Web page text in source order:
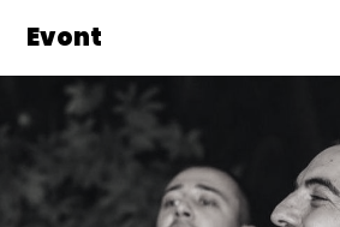
Evont